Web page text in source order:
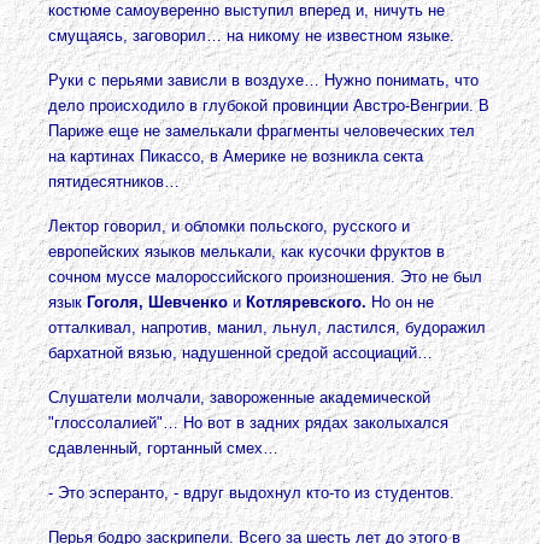
костюме самоуверенно выступил вперед и, ничуть не
смущаясь, заговорил… на никому не известном языке.
Руки с перьями зависли в воздухе… Нужно понимать, что
дело происходило в глубокой провинции Австро-Венгрии. В
Париже еще не замелькали фрагменты человеческих тел
на картинах Пикассо, в Америке не возникла секта
пятидесятников…
Лектор говорил, и обломки польского, русского и
европейских языков мелькали, как кусочки фруктов в
сочном муссе малороссийского произношения. Это не был
языкГоголя, Шевченкои Котляревского. Но он не
отталкивал, напротив, манил, льнул, ластился, будоражил
бархатной вязью, надушенной средой ассоциаций…
Слушатели молчали, завороженные академической
"глоссолалией"… Но вот в задних рядах заколыхался
сдавленный, гортанный смех…
- Это эсперанто, - вдруг выдохнул кто-то из студентов.
Перья бодро заскрипели. Всего за шесть лет до этого в